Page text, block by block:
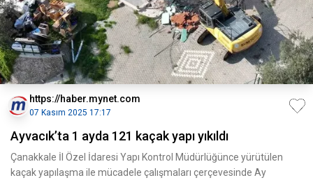
https://haber.mynet.com
07 Kasım 2025 17:17
Ayvacık’ta 1 ayda 121 kaçak yapı yıkıldı
Çanakkale İl Özel İdaresi Yapı Kontrol Müdürlüğünce yürütülen
kaçak yapılaşma ile mücadele çalışmaları çerçevesinde Ay